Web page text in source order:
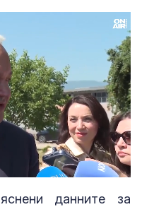
данните за